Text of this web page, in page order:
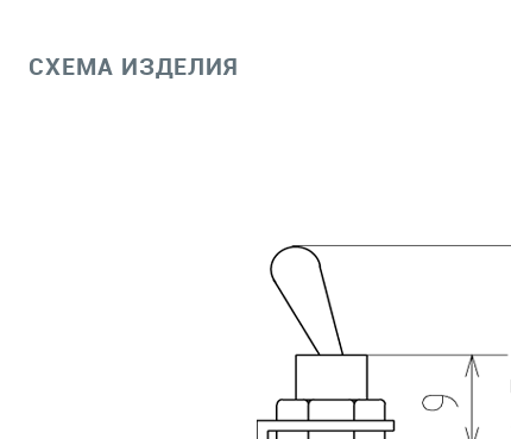
СХЕМА ИЗДЕЛИЯ